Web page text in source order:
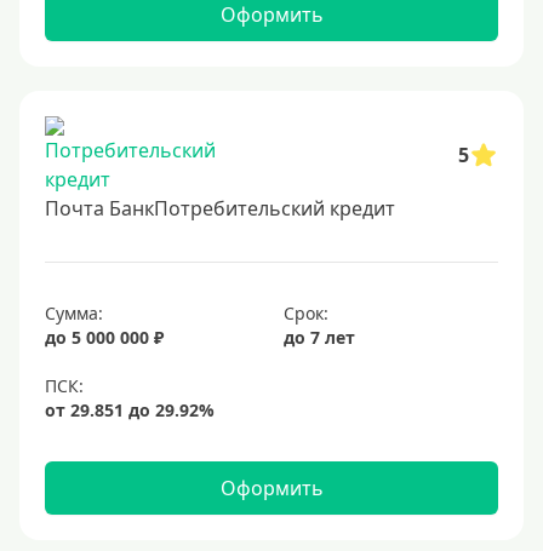
Оформить
5
Почта БанкПотребительский кредит
Сумма:
до 5 000 000 ₽
Срок:
до 7 лет
Оформить